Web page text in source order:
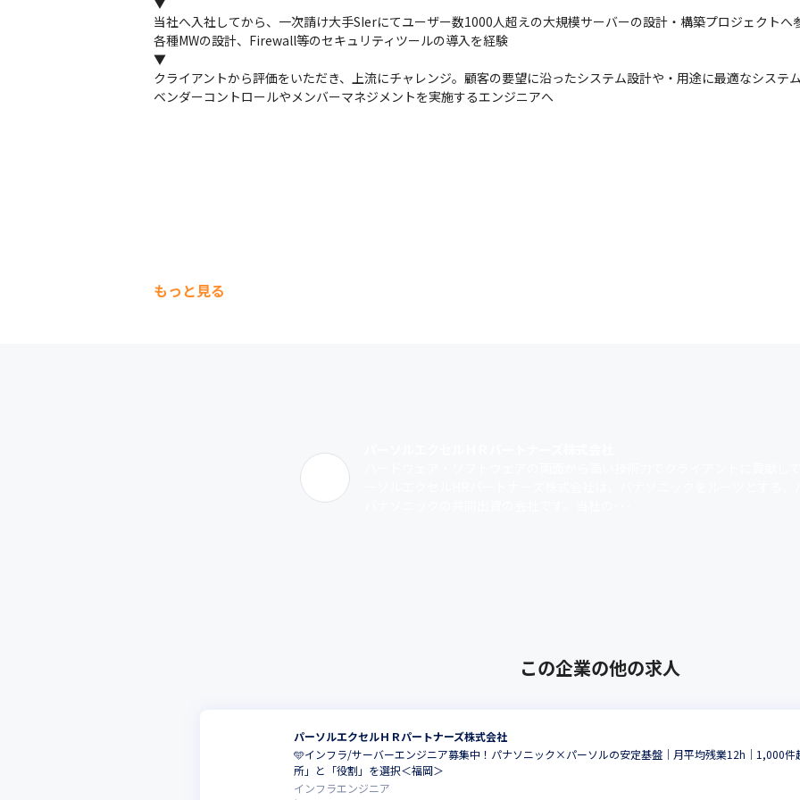
当社へ入社してから、一次請け大手SIerにてユーザー数1000人超えの大規模サーバーの設計・構築プロジェクトへ
各種MWの設計、Firewall等のセキュリティツールの導入を経験
▼
クライアントから評価をいただき、上流にチャレンジ。顧客の要望に沿ったシステム設計や・用途に最適なシステム
ベンダーコントロールやメンバーマネジメントを実施するエンジニアへ
もっと見る
この企業の他の求人
パーソルエクセルＨＲパートナーズ株式会社
🩵インフラ/サーバーエンジニア募集中！パナソニック×パーソルの安定基盤｜月平均残業12h｜1,000件
所」と「役割」を選択＜福岡＞
インフラエンジニア